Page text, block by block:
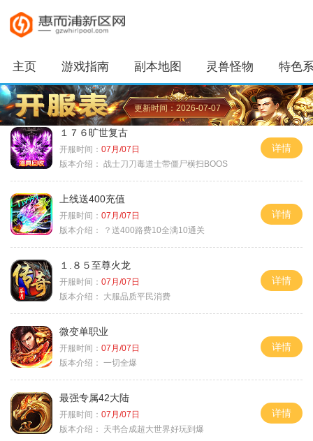
主页 游戏指南 副本地图 灵兽怪物 特色
更新时间：2026-07-07
１７６旷世复古
开服时间： 07月/07日
版本介绍： 战士刀刀毒道士带僵尸横扫BOOS
详情
上线送400充值
开服时间： 07月/07日
版本介绍：
？送400路费10全满10通关
详情
１.８５至尊火龙
开服时间： 07月/07日
版本介绍：
大服品质平民消费
详情
微变单职业
开服时间： 07月/07日
版本介绍： 一切全爆
详情
最强专属42大陆
开服时间： 07月/07日
版本介绍：
天书合成超大世界好玩到爆
详情